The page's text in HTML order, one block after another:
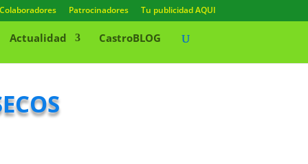
Colaboradores Patrocinadores Tu publicidad AQUI
Actualidad CastroBLOG